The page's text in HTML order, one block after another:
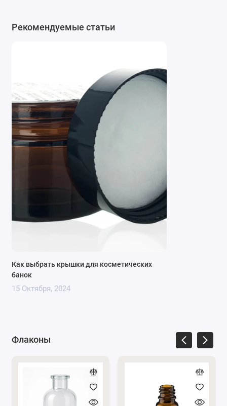
для косметической банки
резьба помогает плотно закрутить емкость и
защитить содержимое от внешнего
воздействия и протекания.
Химическая стабильность:
Материал крышки
Рекомендуемые статьи
Как выбрать крышки для косметических
банок
15 Октября, 2024
Флаконы